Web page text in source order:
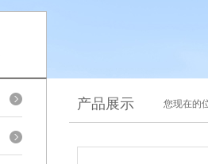
产品展示 您现在的